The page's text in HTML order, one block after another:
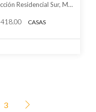
CASA/OFICINAS Pueyrredón, 5.ª Sección Residencial Sur, Mendoza
418.00 CASAS
3